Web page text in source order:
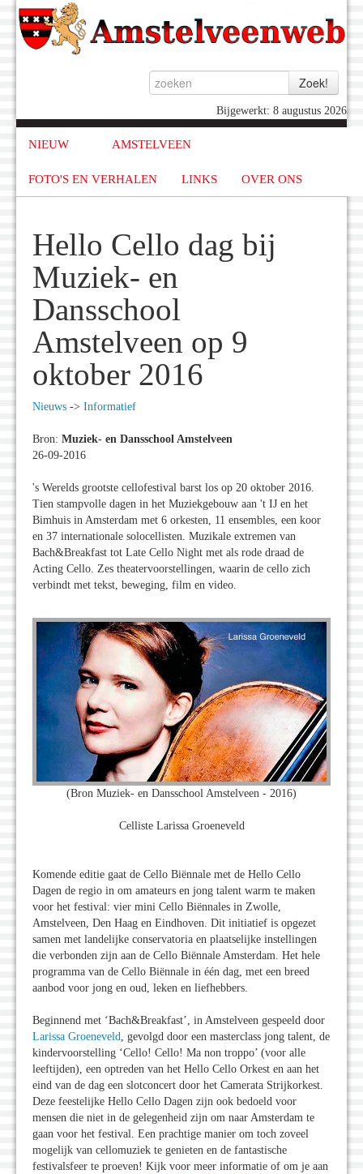
Bijgewerkt: 8 augustus 2026
NIEUW AMSTELVEEN
FOTO'S EN VERHALEN LINKS OVER ONS
Hello Cello dag bij
Muziek- en
Dansschool
Amstelveen op 9
oktober 2016
Nieuws -> Informatief
Bron: Muziek- en Dansschool Amstelveen
26-09-2016
's Werelds grootste cellofestival barst los op 20 oktober 2016.
Tien stampvolle dagen in het Muziekgebouw aan 't IJ en het
Bimhuis in Amsterdam met 6 orkesten, 11 ensembles, een koor
en 37 internationale solocellisten. Muzikale extremen van
Bach&Breakfast tot Late Cello Night met als rode draad de
Acting Cello. Zes theatervoorstellingen, waarin de cello zich
verbindt met tekst, beweging, film en video.
(Bron Muziek- en Dansschool Amstelveen - 2016)
Celliste Larissa Groeneveld
Komende editie gaat de Cello Biënnale met de Hello Cello
Dagen de regio in om amateurs en jong talent warm te maken
voor het festival: vier mini Cello Biënnales in Zwolle,
Amstelveen, Den Haag en Eindhoven. Dit initiatief is opgezet
samen met landelijke conservatoria en plaatselijke instellingen
die verbonden zijn aan de Cello Biënnale Amsterdam. Het hele
programma van de Cello Biënnale in één dag, met een breed
aanbod voor jong en oud, leken en liefhebbers.
Beginnend met ‘Bach&Breakfast’, in Amstelveen gespeeld door
Larissa Groeneveld, gevolgd door een masterclass jong talent, de
kindervoorstelling ‘Cello! Cello! Ma non troppo’ (voor alle
leeftijden), een optreden van het Hello Cello Orkest en aan het
eind van de dag een slotconcert door het Camerata Strijkorkest.
Deze feestelijke Hello Cello Dagen zijn ook bedoeld voor
mensen die niet in de gelegenheid zijn om naar Amsterdam te
gaan voor het festival. Een prachtige manier om toch zoveel
mogelijk van cellomuziek te genieten en de fantastische
festivalsfeer te proeven! Kijk voor meer informatie of om je aan